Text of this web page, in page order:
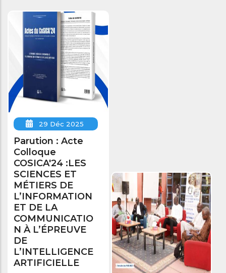
29 Déc 2025
Parution : Acte
Colloque
COSICA'24 :LES
SCIENCES ET
MÉTIERS DE
L’INFORMATION
ET DE LA
COMMUNICATIO
N À L’ÉPREUVE
DE
L’INTELLIGENCE
ARTIFICIELLE